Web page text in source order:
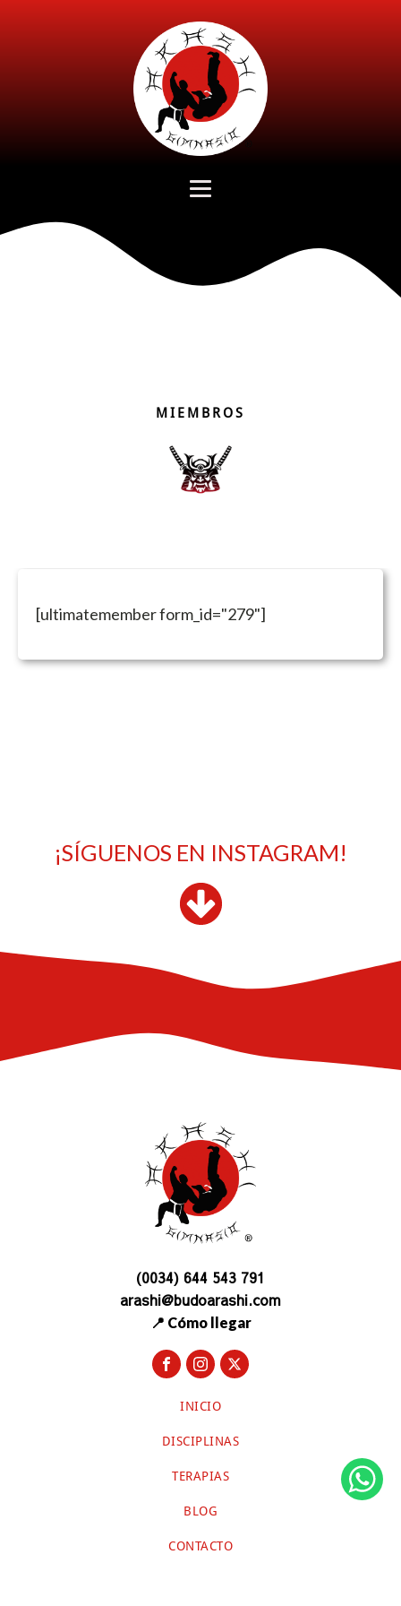
MIEMBROS
[ultimatemember form_id="279"]
¡SÍGUENOS EN INSTAGRAM!
(0034) 644 543 791
arashi@budoarashi.com
📍 Cómo llegar
INICIO
DISCIPLINAS
TERAPIAS
BLOG
CONTACTO